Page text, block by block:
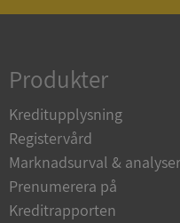
Produkter
Kreditupplysning
Registervård
Marknadsurval & analyser
Prenumerera på
Kreditrapporten
och kontohantering.
användas ordentligt
Namn